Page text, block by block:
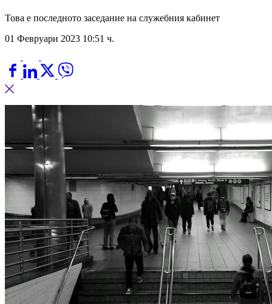
Това е последното заседание на служебния кабинет
01 Февруари 2023 10:51 ч.